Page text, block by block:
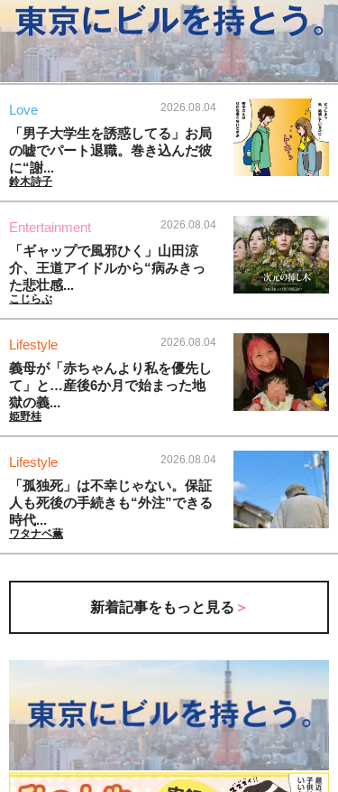
Love 2026.08.04
「男子大学生を誘惑してる」お局
の嘘でパート退職。巻き込んだ彼
に“謝...
鈴木詩子
Entertainment 2026.08.04
「ギャップで風邪ひく」山田涼
介、王道アイドルから“病みきっ
た悲壮感...
こじらぶ
Lifestyle 2026.08.04
義母が「赤ちゃんより私を優先し
て」と…産後6か月で始まった地
獄の義...
姫野桂
Lifestyle 2026.08.04
「孤独死」は不幸じゃない。保証
人も死後の手続きも“外注”できる
時代...
ワタナベ薫
新着記事をもっと見る